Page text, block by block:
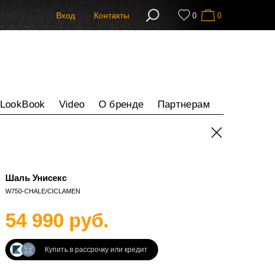
Вход Контакты 0 0
LookBook Video О бренде Партнерам
Шаль Унисекс
W750-CHALE/CICLAMEN
54 990 руб.
Купить в рассрочку или кредит